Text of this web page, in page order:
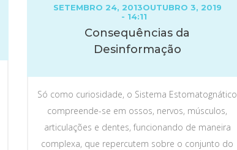
POSTED
SETEMBRO 24, 2013OUTUBRO 3, 2019
- 14:11
Consequências da
Desinformação
Só como curiosidade, o Sistema Estomatognático
compreende-se em ossos, nervos, músculos,
articulações e dentes, funcionando de maneira
complexa, que repercutem sobre o conjunto do